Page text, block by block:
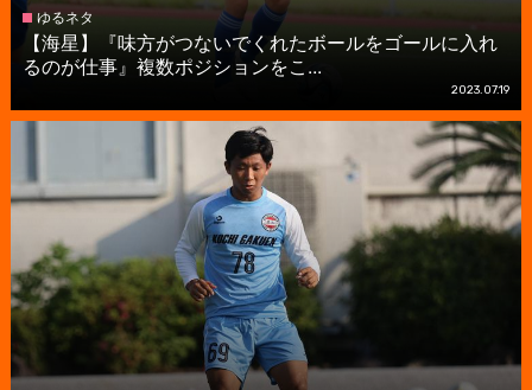
ゆるネタ
【海星】『味方がつないでくれたボールをゴールに入れ
るのが仕事』複数ポジションをこ...
2023.07.19